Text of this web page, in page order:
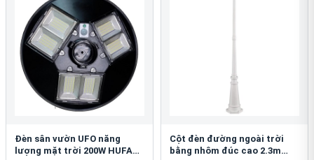
Đèn sân vườn UFO năng
lượng mặt trời 200W HUFA
Cột đèn đường ngoài trời
bằng nhôm đúc cao 2.3m